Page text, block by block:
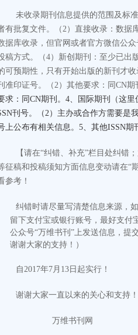
未收录期刊信息提供的范围及标准
有批复文件。
（2）直接收录：数据
据库收录，但官网或者官方微信公
稿方式。
（4）新创期刊：至少已
可预期性，只有开始出版的新刊才
准印证号。
（2）其他要求：同CN期
求：同CN期刊。4、国际期刊（这
刊号。（2）主办或合作方需要是
上公布有相关信息。5、其他ISSN期
【请在“纠错、补充”栏目处纠错
征稿和投稿须知方面信息变动请在“
参考！
纠错时请尽量写清楚信息来源，
留下支付宝或银行账号，最好支付
公众号“万维书刊”上发送信息，提
谢谢大家的支持！）
自2017年7月13日起实行！
谢谢大家一直以来的关心和支持！
万维书刊网